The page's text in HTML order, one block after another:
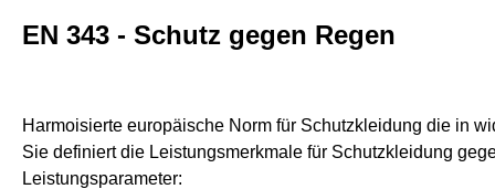
EN 343 - Schutz gegen Regen
Harmoisierte europäische Norm für Schutzkleidung die in
Sie definiert die Leistungsmerkmale für Schutzkleidung
Leistungsparameter: